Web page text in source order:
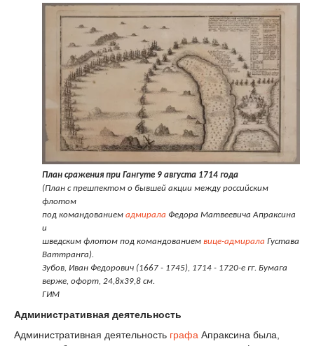
План сражения при Гангуте 9 августа 1714 года
(План с прешпектом о бывшей акции между российским
флотом
под командованием адмирала Федора Матвеевича Апраксина
и
шведским флотом под командованием вице-адмирала Густава
Ваттранга).
Зубов, Иван Федорович (1667 - 1745), 1714 - 1720-е гг. Бумага
верже, офорт, 24,8х39,8 см.
ГИМ
Административная деятельность
Административная деятельность графа Апраксина была,